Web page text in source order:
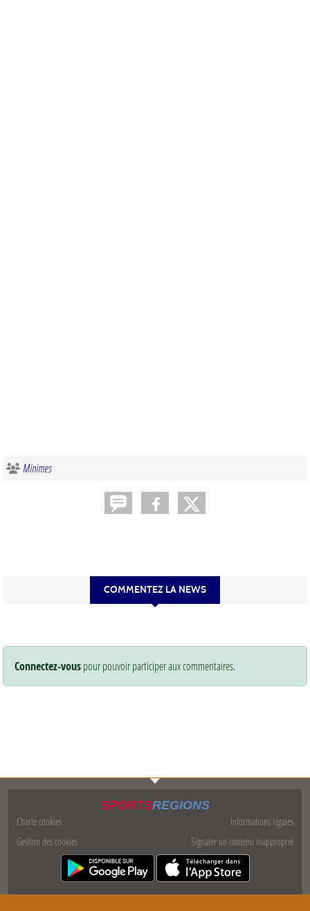
Minimes
COMMENTEZ LA NEWS
Connectez-vouspour pouvoir participer aux commentaires.
SPORTSREGIONS
Charte cookies
Gestion des cookies
Informations légales
Signaler un contenu inapproprié